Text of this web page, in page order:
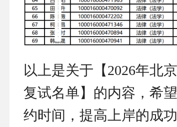
以上是关于【2026年北
复试名单】的内容，希
约时间，提高上岸的成功